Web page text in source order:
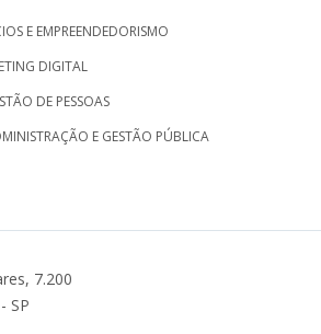
E EMPREENDEDORISMO
DIGITAL
DE PESSOAS
E GESTÃO PÚBLICA
7.200
SP